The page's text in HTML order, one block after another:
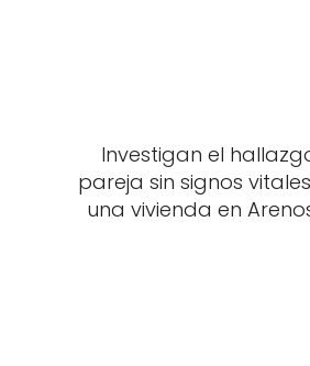
Investigan el
pareja sin signos
una vivienda en